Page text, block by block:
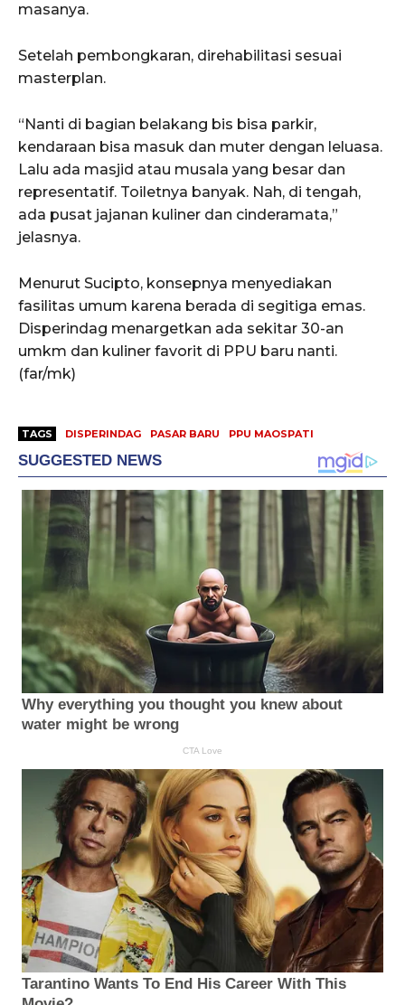
masanya.
Setelah pembongkaran, direhabilitasi sesuai
masterplan.
“Nanti di bagian belakang bis bisa parkir,
kendaraan bisa masuk dan muter dengan leluasa.
Lalu ada masjid atau musala yang besar dan
representatif. Toiletnya banyak. Nah, di tengah,
ada pusat jajanan kuliner dan cinderamata,”
jelasnya.
Menurut Sucipto, konsepnya menyediakan
fasilitas umum karena berada di segitiga emas.
Disperindag menargetkan ada sekitar 30-an
umkm dan kuliner favorit di PPU baru nanti.
(far/mk)
TAGS DISPERINDAG PASAR BARU PPU MAOSPATI